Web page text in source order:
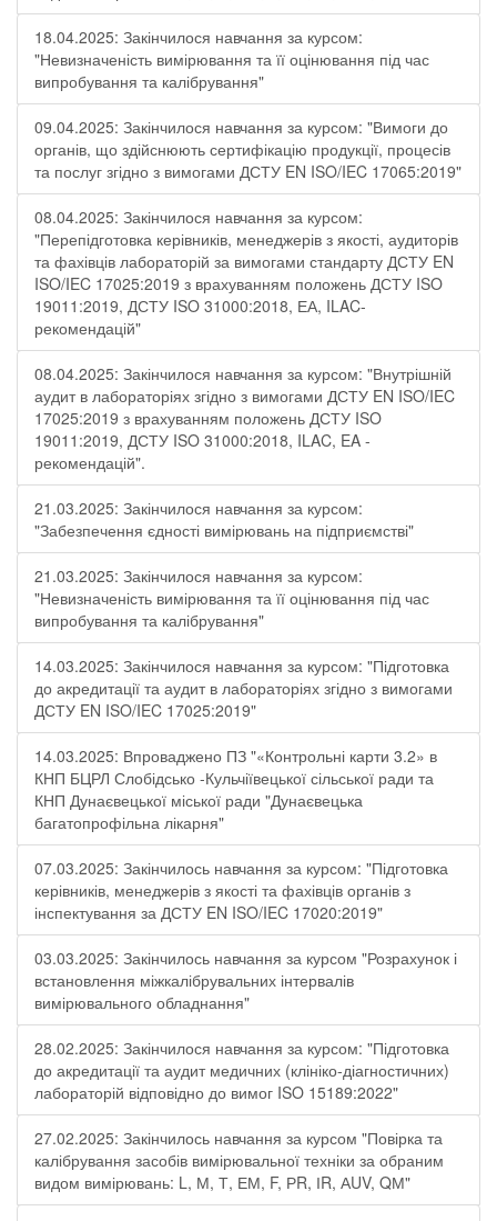
18.04.2025: Закінчилося навчання за курсом:
"Невизначеність вимірювання та її оцінювання під час
випробування та калібрування"
09.04.2025: Закінчилося навчання за курсом: "Вимоги до
органів, що здійснюють сертифікацію продукції, процесів
та послуг згідно з вимогами ДСТУ EN ISO/IEC 17065:2019"
08.04.2025: Закінчилося навчання за курсом:
"Перепідготовка керівників, менеджерів з якості, аудиторів
та фахівців лабораторій за вимогами стандарту ДСТУ EN
ISO/IEC 17025:2019 з врахуванням положень ДСТУ ISO
19011:2019, ДСТУ ISO 31000:2018, ЕА, ILAC-
рекомендацій"
08.04.2025: Закінчилося навчання за курсом: "Внутрішній
аудит в лабораторіях згідно з вимогами ДСТУ EN ISO/IEC
17025:2019 з врахуванням положень ДСТУ ISO
19011:2019, ДСТУ ISO 31000:2018, ILAC, EA -
рекомендацій".
21.03.2025: Закінчилося навчання за курсом:
"Забезпечення єдності вимірювань на підприємстві"
21.03.2025: Закінчилося навчання за курсом:
"Невизначеність вимірювання та її оцінювання під час
випробування та калібрування"
14.03.2025: Закінчилося навчання за курсом: "Підготовка
до акредитації та аудит в лабораторіях згідно з вимогами
ДСТУ EN ISO/IEC 17025:2019"
14.03.2025: Впроваджено ПЗ "«Контрольні карти 3.2» в
КНП БЦРЛ Слобідсько -Кульчіївецької сільської ради та
КНП Дунаєвецької міської ради "Дунаєвецька
багатопрофільна лікарня"
07.03.2025: Закінчилось навчання за курсом: "Підготовка
керівників, менеджерів з якості та фахівців органів з
інспектування за ДСТУ EN ISO/IEC 17020:2019"
03.03.2025: Закінчилось навчання за курсом "Розрахунок і
встановлення міжкалібрувальних інтервалів
вимірювального обладнання"
28.02.2025: Закінчилося навчання за курсом: "Підготовка
до акредитації та аудит медичних (клініко-діагностичних)
лабораторій відповідно до вимог ISO 15189:2022"
27.02.2025: Закінчилось навчання за курсом "Повірка та
калібрування засобів вимірювальної техніки за обраним
видом вимірювань: L, М, Т, ЕМ, F, РR, ІR, АUV, QМ"